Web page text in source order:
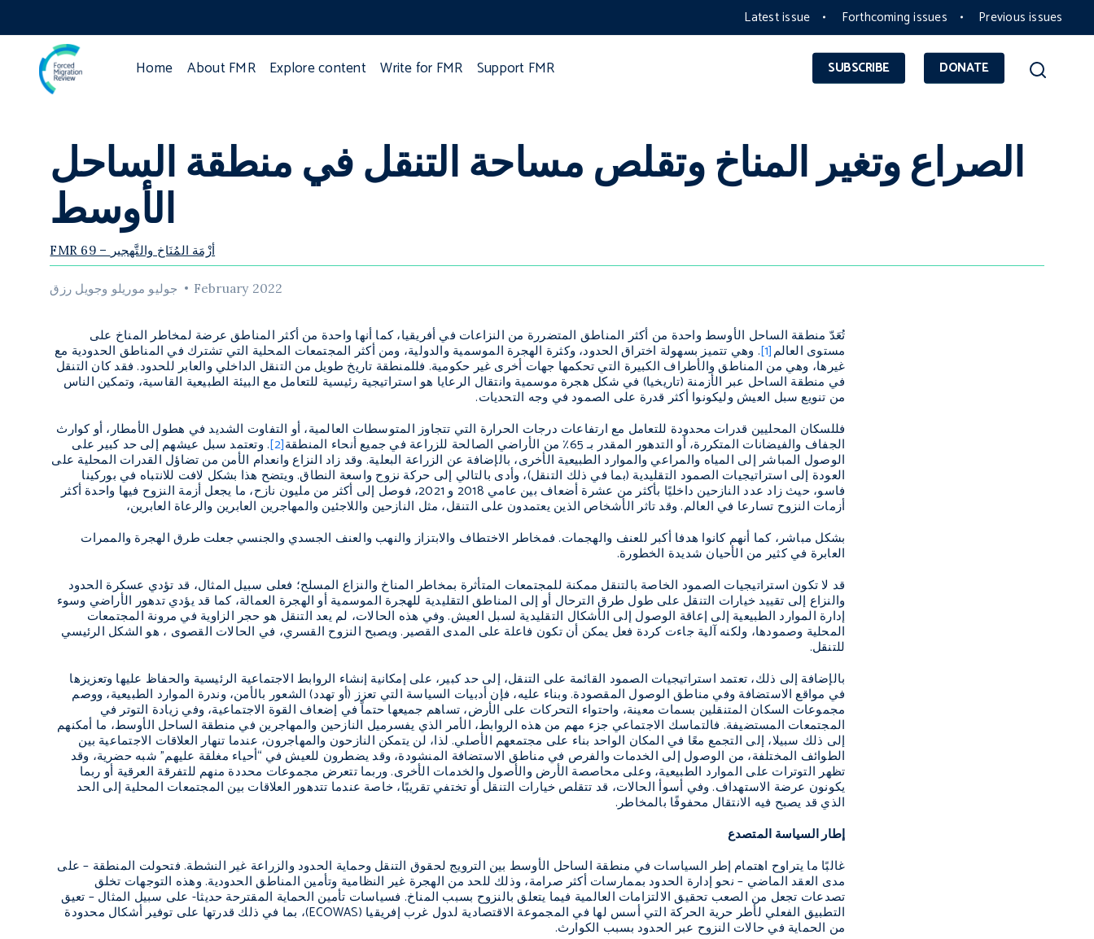
Latest issue Forthcoming issues Previous issues
SUBSCRIBE DONATE
Home About FMR Explore content Write for FMR Support FMR
الصراع وتغير المناخ وتقلص مساحة التنقل في منطقة الساحل
الأوسط
FMR 69 – أزْمَة المُنَاخ والتَّهجير
جوليو موريلو وجويل رزق February 2022
تُعَدّ منطقة الساحل الأوسط واحدة من أكثر المناطق المتضررة من النزاعات في أفريقيا، كما أنها واحدة من أكثر المناطق عرضة لمخاطر المناخ على
مستوى العالم[1]. وهي تتميز بسهولة اختراق الحدود، وكثرة الهجرة الموسمية والدولية، ومن أكثر المجتمعات المحلية التي تشترك في المناطق الحدودية مع
غيرها، وهي من المناطق والأطراف الكبيرة التي تحكمها جهات أخرى غير حكومية. فللمنطقة تاريخ طويل من التنقل الداخلي والعابر للحدود. فقد كان التنقل
في منطقة الساحل عبر الأزمنة (تاريخيا) في شكل هجرة موسمية وانتقال الرعايا هو استراتيجية رئيسية للتعامل مع البيئة الطبيعية القاسية، وتمكين الناس
من تنويع سبل العيش وليكونوا أكثر قدرة على الصمود في وجه التحديات.
فللسكان المحليين قدرات محدودة للتعامل مع ارتفاعات درجات الحرارة التي تتجاوز المتوسطات العالمية، أو التفاوت الشديد في هطول الأمطار، أو كوارث
الجفاف والفيضانات المتكررة، أو التدهور المقدر بـ 65٪ من الأراضي الصالحة للزراعة في جميع أنحاء المنطقة [2]. وتعتمد سبل عيشهم إلى حد كبير على
الوصول المباشر إلى المياه والمراعي والموارد الطبيعية الأخرى، بالإضافة عن الزراعة البعلية. وقد زاد النزاع وانعدام الأمن من تضاؤل ​​القدرات المحلية على
العودة إلى استراتيجيات الصمود التقليدية (بما في ذلك التنقل)، وأدى بالتالي إلى حركة نزوح واسعة النطاق. ويتضح هذا بشكل لافت للانتباه في بوركينا
فاسو، حيث زاد عدد النازحين داخليًا بأكثر من عشرة أضعاف بين عامي 2018 و 2021، فوصل إلى أكثر من مليون نازح، ما يجعل أزمة النزوح فيها واحدة أكثر
أزمات النزوح تسارعا في العالم. وقد تاثر الأشخاص الذين يعتمدون على التنقل، مثل النازحين واللاجئين والمهاجرين العابرين والرعاة العابرين،
بشكل مباشر، كما أنهم كانوا هدفا أكبر للعنف والهجمات. فمخاطر الاختطاف والابتزاز والنهب والعنف الجسدي والجنسي جعلت طرق الهجرة والممرات
العابرة في كثير من الأحيان شديدة الخطورة.
قد لا تكون استراتيجيات الصمود الخاصة بالتنقل ممكنة للمجتمعات المتأثرة بمخاطر المناخ والنزاع المسلح؛ فعلى سبيل المثال، قد تؤدي عسكرة الحدود
والنزاع إلى تقييد خيارات التنقل على طول طرق الترحال أو إلى المناطق التقليدية للهجرة الموسمية أو الهجرة العمالة، كما قد يؤدي تدهور الأراضي وسوء
إدارة الموارد الطبيعية إلى إعاقة الوصول إلى الأشكال التقليدية لسبل العيش. وفي هذه الحالات، لم يعد التنقل هو حجر الزاوية في مرونة المجتمعات
المحلية وصمودها، ولكنه آلية جاءت كردة فعل يمكن أن تكون فاعلة على المدى القصير. ويصبح النزوح القسري، في الحالات القصوى ، هو الشكل الرئيسي
للتنقل.
بالإضافة إلى ذلك، تعتمد استراتيجيات الصمود القائمة على التنقل، إلى حد كبير، على إمكانية إنشاء الروابط الاجتماعية الرئيسية والحفاظ عليها وتعزيزها
في مواقع الاستضافة وفي مناطق الوصول المقصودة. وبناء عليه، فإن أدبيات السياسة التي تعزز (أو تهدد) الشعور بالأمن، وندرة الموارد الطبيعية، ووصم
مجموعات السكان المتنقلين بسمات معينة، واحتواء التحركات على الأرض، تساهم جميعها حتماً في إضعاف القوة الاجتماعية، وفي زيادة التوتر في
المجتمعات المستضيفة. فالتماسك الاجتماعي جزء مهم من هذه الروابط، الأمر الذي يفسرميل النازحين والمهاجرين في منطقة الساحل الأوسط، ما أمكنهم
إلى ذلك سبيلا، إلى التجمع معًا في المكان الواحد بناء على مجتمعهم الأصلي. لذا، لن يتمكن النازحون والمهاجرون، عندما تنهار العلاقات الاجتماعية بين
الطوائف المختلفة، من الوصول إلى الخدمات والفرص في مناطق الاستضافة المنشودة، وقد يضطرون للعيش في “أحياء مغلقة عليهم” شبه حضرية، وقد
تظهر التوترات على الموارد الطبيعية، وعلى محاصصة الأرض والأصول والخدمات الأخرى. وربما تتعرض مجموعات محددة منهم للتفرقة العرقية أو ربما
يكونون عرضة الاستهداف. وفي أسوأ الحالات، قد تتقلص خيارات التنقل أو تختفي تقريبًا، خاصة عندما تتدهور العلاقات بين المجتمعات المحلية إلى الحد
الذي قد يصبح فيه الانتقال محفوفًا بالمخاطر.
إطار السياسة المتصدع
غالبًا ما يتراوح اهتمام إطر السياسات في منطقة الساحل الأوسط بين الترويج لحقوق التنقل وحماية الحدود والزراعة غير النشطة. فتحولت المنطقة – على
مدى العقد الماضي – نحو إدارة الحدود بممارسات أكثر صرامة، وذلك للحد من الهجرة غير النظامية وتأمين المناطق الحدودية. وهذه التوجهات تخلق
تصدعات تجعل من الصعب تحقيق الالتزامات العالمية فيما يتعلق بالنزوح بسبب المناخ. فسياسات تأمين الحماية المقترحة حديثا- على سبيل المثال – تعيق
التطبيق الفعلي لأطر حرية الحركة التي أسس لها في المجموعة الاقتصادية لدول غرب إفريقيا (ECOWAS)، بما في ذلك قدرتها على توفير أشكال محدودة
من الحماية في حالات النزوح عبر الحدود بسبب الكوارث.